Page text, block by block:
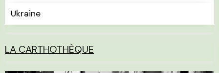
Ukraine
LA CARTHOTHÈQUE